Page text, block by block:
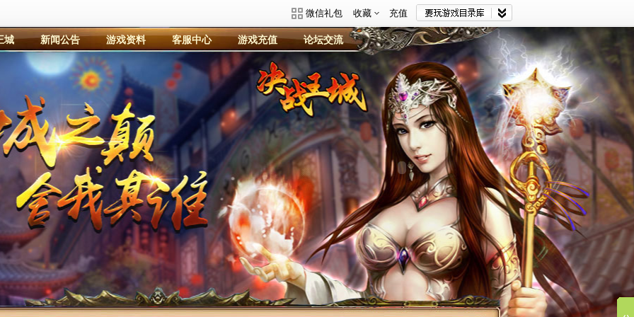
微信礼包 收藏 充值
城 新闻公告 游戏资料 客服中心 游戏充值 论坛交流